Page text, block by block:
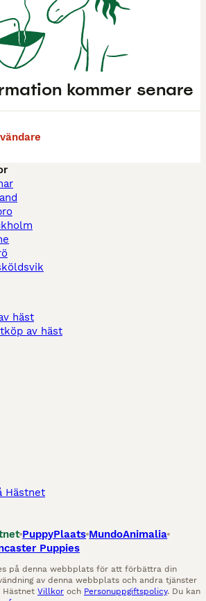
kommer senare
häst
av häst
Hästnet
PuppyPlaats MundoAnimalia
Puppies
på denna webbplats för att förbättra din
av denna webbplats och andra tjänster
Hästnet Villkor och Personuppgiftspolicy. Du kan